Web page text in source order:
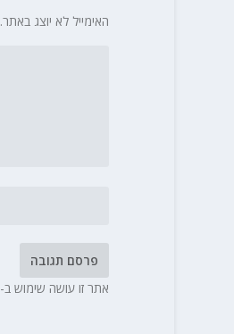
האימייל לא יוצג באתר.
אתר זו עושה שימוש ב-Akismet כדי לסנן תגובות זבל.